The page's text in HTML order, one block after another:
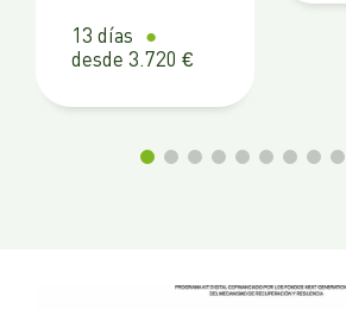
13 días
desde 3.720 €